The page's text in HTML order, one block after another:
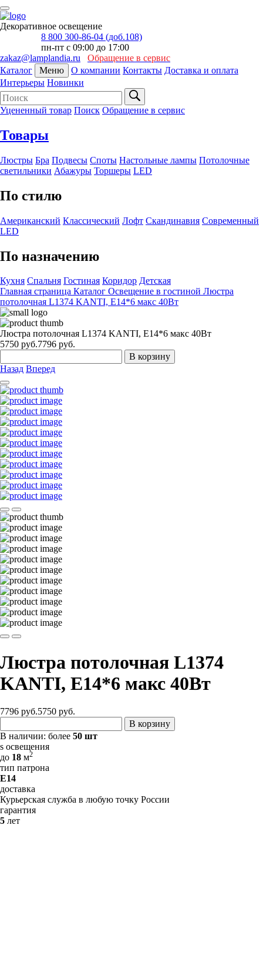
Декоративное освещение
8 800 300-86-04 (доб.108)
пн-пт с 09:00 до 17:00
zakaz@lamplandia.ru
Обращение в сервис
Каталог
Меню О компании Контакты Доставка и оплата
Интерьеры Новинки
Уцененный товар Поиск Обращение в сервис
Товары
Люстры Бра Подвесы Споты Настольные лампы Потолочные
светильники Абажуры Торшеры LED
По стилю
Американский Классический Лофт Скандинавия Современный
LED
По назначению
Кухня Спальня Гостиная Коридор Детская
Главная страница Каталог Освещение в гостиной Люстра
потолочная L1374 KANTI, E14*6 макс 40Вт
Люстра потолочная L1374 KANTI, E14*6 макс 40Вт
5750 руб.7796 руб.
В корзину
Назад Вперед
Люстра потолочная L1374
KANTI, E14*6 макс 40Вт
7796 руб.5750 руб.
В корзину
В наличии: более 50 шт
s освещения
до 18 м2
тип патрона
E14
доставка
Курьерская служба в любую точку России
гарантия
5 лет